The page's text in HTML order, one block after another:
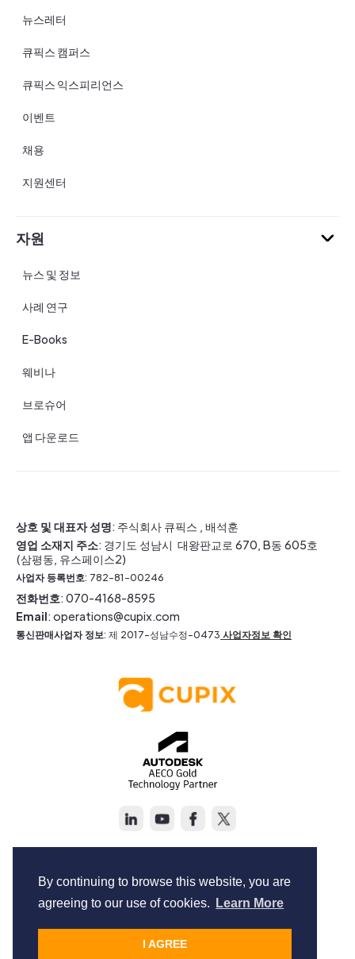
By continuing to browse this website, you are
agreeing to our use of cookies.
Learn More
I AGREE
뉴스레터
큐픽스 캠퍼스
큐픽스 익스피리언스
이벤트
채용
지원센터
자원
뉴스 및 정보
사례 연구
E-Books
웨비나
브로슈어
앱 다운로드
상호 및 대표자 성명: 주식회사 큐픽스 , 배석훈
영업 소재지 주소: 경기도 성남시 대왕판교로 670, B동 605호
(삼평동, 유스페이스2)
사업자 등록번호: 782-81-00246
전화번호: 070-4168-8595
Email: operations@cupix.com
통신판매사업자 정보: 제 2017-성남수정-0473 사업자정보 확인
Terms of Service
Privacy Policy